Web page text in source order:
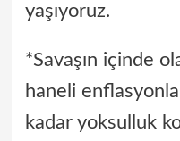
yaşıyoruz.
*Savaşın içinde
haneli
kadar yoksulluk